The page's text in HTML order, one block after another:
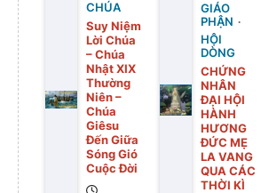
CHÚA
Suy Niệm
Lời Chúa
– Chúa
Nhật XIX
Thường
Niên –
Chúa
Giêsu
Đến Giữa
Sóng Gió
Cuộc Đời
GIÁO
PHẬN
HỘI
DÒNG
CHỨNG
NHÂN
ĐẠI HỘI
HÀNH
HƯƠNG
ĐỨC MẸ
LA VANG
QUA CÁC
THỜI KÌ